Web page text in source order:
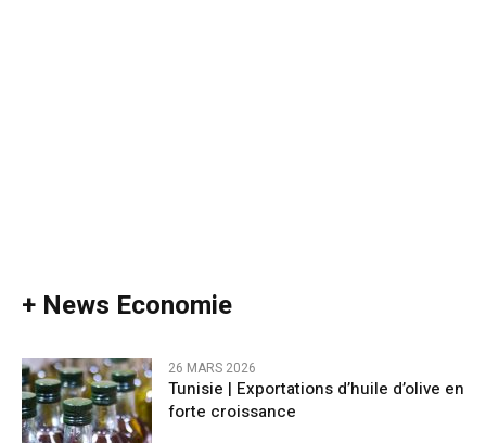
+ News Economie
26 MARS 2026
Tunisie | Exportations d’huile d’olive en
forte croissance